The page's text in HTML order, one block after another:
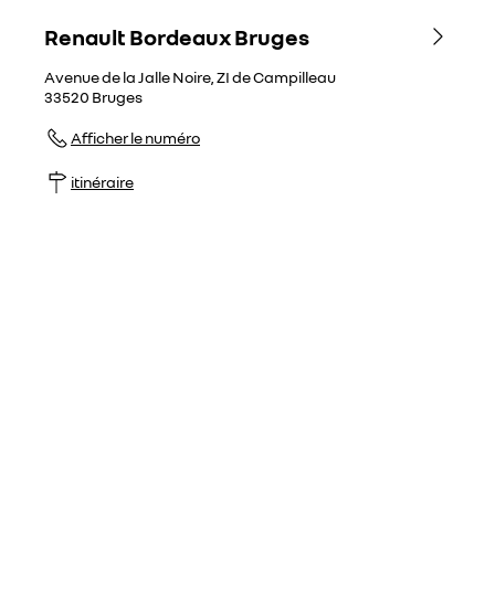
Renault Bordeaux Bruges
Avenue de la Jalle Noire, ZI de Campilleau
33520 Bruges
Afficher le numéro
itinéraire